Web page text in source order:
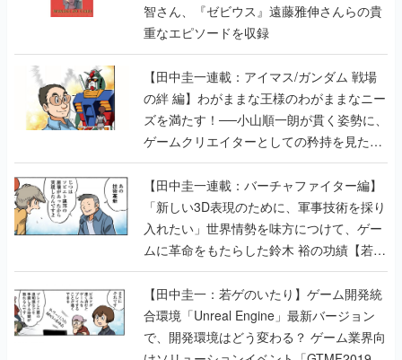
智さん、『ゼビウス』遠藤雅伸さんらの貴
重なエピソードを収録
【田中圭一連載：アイマス/ガンダム 戦場
の絆 編】わがままな王様のわがままなニー
ズを満たす！──小山順一朗が貫く姿勢に、
ゲームクリエイターとしての矜持を見た
【若ゲのいたり最終回】
【田中圭一連載：バーチャファイター編】
「新しい3D表現のために、軍事技術を採り
入れたい」世界情勢を味方につけて、ゲー
ムに革命をもたらした鈴木 裕の功績【若ゲ
のいたり】
【田中圭一：若ゲのいたり】ゲーム開発統
合環境「Unreal Engine」最新バージョン
で、開発環境はどう変わる？ ゲーム業界向